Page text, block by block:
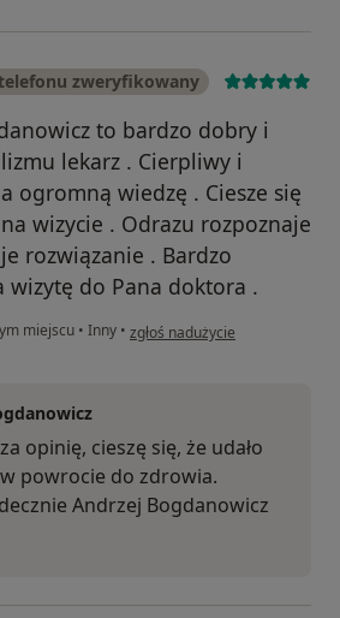
zweryfikowany
to bardzo dobry i
lekarz . Cierpliwy i
ogromną wiedzę . Ciesze się
wizycie . Odrazu rozpoznaje
rozwiązanie . Bardzo
wizytę do Pana doktora .
miejscu • Inny • w opinii użytkownika Pio To
zgłoś nadużycie
opinię, cieszę się, że udało
powrocie do zdrowia.
Andrzej Bogdanowicz